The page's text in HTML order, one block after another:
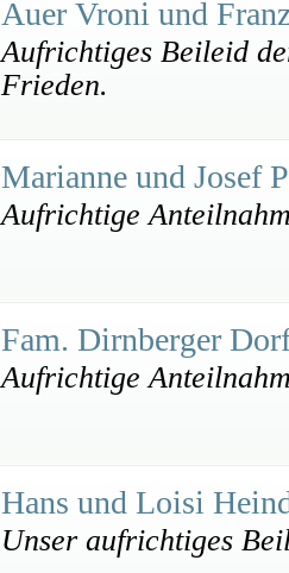
Auer Vroni und
Aufrichtiges Beileid
Frieden.
Marianne und Josef
Aufrichtige
Fam. Dirnberger
Aufrichtige
Hans und Loisi
Unser aufrichtiges